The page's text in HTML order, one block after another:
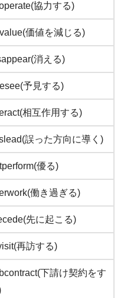
協力する)
価値を減じる)
消える)
予見する)
相互作用する)
誤った方向に導く)
優る)
働き過ぎる)
先に起こる)
再訪する)
下請け契約をす